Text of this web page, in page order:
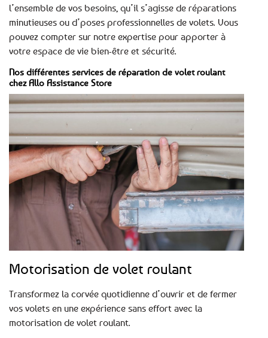
l’ensemble de vos besoins, qu’il s’agisse de réparations
minutieuses ou d’poses professionnelles de volets. Vous
pouvez compter sur notre expertise pour apporter à
votre espace de vie bien-être et sécurité.
Nos différentes services de réparation de volet roulant
chez Allo Assistance Store
Motorisation de volet roulant
Transformez la corvée quotidienne d’ouvrir et de fermer
vos volets en une expérience sans effort avec la
motorisation de volet roulant.